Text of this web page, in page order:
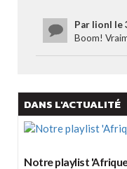
Par lionl le
Boom!
DANS L'ACTUALITÉ
Notre playlist